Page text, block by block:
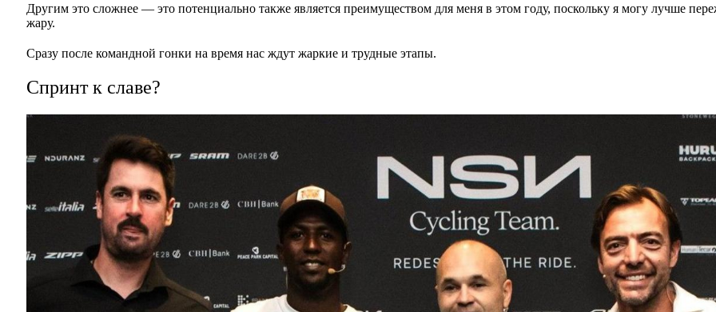
Другим это сложнее — это потенциально также является преимуществом для меня в этом году, поскольку я могу лучше
жару.
Сразу после командной гонки на время нас ждут жаркие и трудные этапы.
Спринт к славе?